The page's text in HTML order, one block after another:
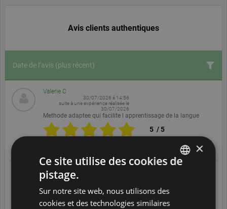
Avis clients authentiques
Date de l’avis (plus récent)
Valerie C
30/07/2026 à 14:56
suite à une expérience réalisée le
30/07/2026
Methode adaptee qui facilite l apprentissage de la langue
5 /5
Alexandre L
30/07/2026
Très bonne expérience. Le personnel est adorable. La qualité
des cours est aussi très bonne.
DUTCH
×
Ce site utilise des cookies de
pistage.
Sur notre site web, nous utilisons des
cookies et des technologies similaires